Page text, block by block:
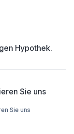
Hypothek.
Sie uns
Sie uns